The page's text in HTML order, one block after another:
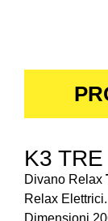
K3
Divano Relax
Relax Elettrici.
Dimensioni